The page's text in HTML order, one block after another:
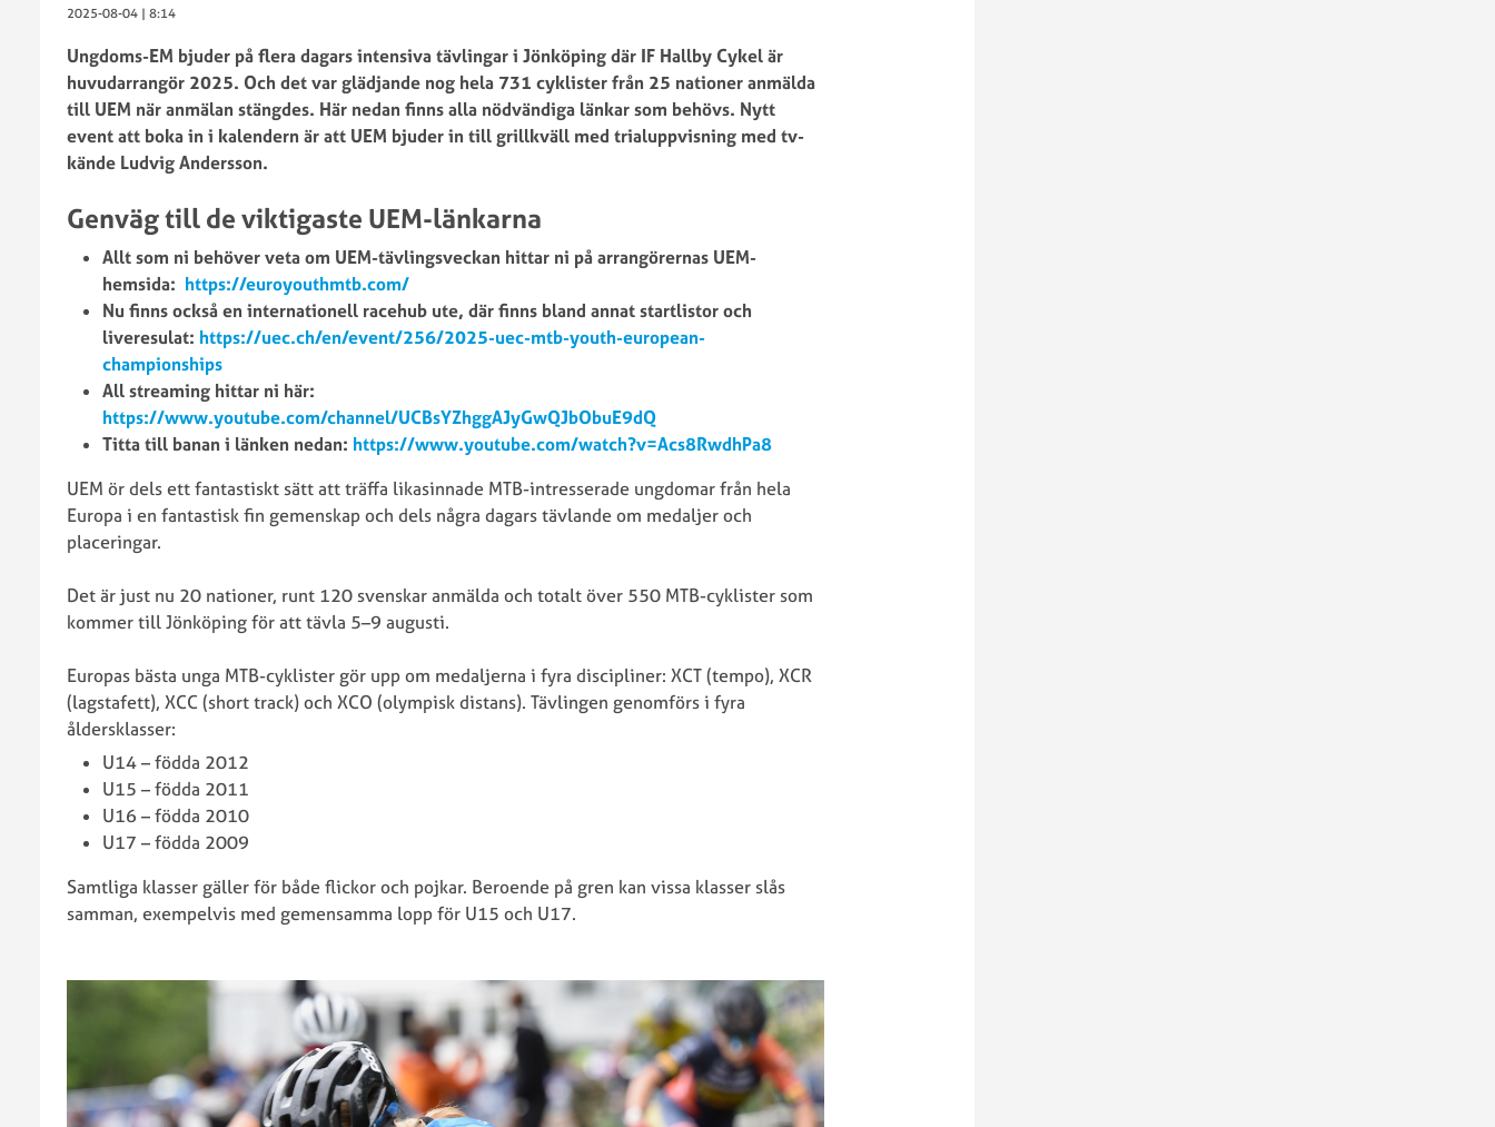
Tävlingsregler
Enduro
Grengrupp
Mountainbike
MTB
MTB’s
vision,
mål
och
strategi
#SCFteknikövningar
Ungdoms
EM
MTB
2024/2025
Enduro
2022
SWE
Cup
Arrangera
Cup
SWE
Cup
2026
SWE
2025
XCO/XCC
2024
XCO
2022
Cup
XCO
2021
SWE
Cup
resultat
2025
SM
Downhill
2024
Downhill
SM
Downhill
Downhill
2019
2026
2025
SM
Enduro/Pumptrack
2020
2025-08-04 | 8:14
Ungdoms-EM bjuder på flera dagars intensiva tävlingar i Jönköping där IF Hallby Cykel är
huvudarrangör 2025. Och det var glädjande nog hela 731 cyklister från 25 nationer anmälda
till UEM när anmälan stängdes. Här nedan finns alla nödvändiga länkar som behövs. Nytt
event att boka in i kalendern är att UEM bjuder in till grillkväll med trialuppvisning med tv-
kände Ludvig Andersson.
Genväg till de viktigaste UEM-länkarna
Allt som ni behöver veta om UEM-tävlingsveckan hittar ni på arrangörernas UEM-
hemsida: https://euroyouthmtb.com/
Nu finns också en internationell racehub ute, där finns bland annat startlistor och
liveresulat: https://uec.ch/en/event/256/2025-uec-mtb-youth-european-
championships
All streaming hittar ni här:
https://www.youtube.com/channel/UCBsYZhggAJyGwQJbObuE9dQ
Titta till banan i länken nedan: https://www.youtube.com/watch?v=Acs8RwdhPa8
UEM ör dels ett fantastiskt sätt att träffa likasinnade MTB-intresserade ungdomar från hela
Europa i en fantastisk fin gemenskap och dels några dagars tävlande om medaljer och
placeringar.
Det är just nu 20 nationer, runt 120 svenskar anmälda och totalt över 550 MTB-cyklister som
kommer till Jönköping för att tävla 5–9 augusti.
Europas bästa unga MTB-cyklister gör upp om medaljerna i fyra discipliner: XCT (tempo), XCR
(lagstafett), XCC (short track) och XCO (olympisk distans). Tävlingen genomförs i fyra
åldersklasser:
U14 – födda 2012
U15 – födda 2011
U16 – födda 2010
U17 – födda 2009
Samtliga klasser gäller för både flickor och pojkar. Beroende på gren kan vissa klasser slås
samman, exempelvis med gemensamma lopp för U15 och U17.